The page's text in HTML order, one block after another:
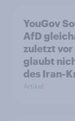
YouGov
AfD
zuletzt
glaubt
des Iran-
Artikel